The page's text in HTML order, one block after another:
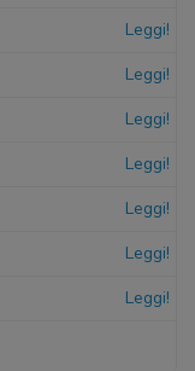
Leggi!
Leggi!
Leggi!
Leggi!
Leggi!
Leggi!
Leggi!